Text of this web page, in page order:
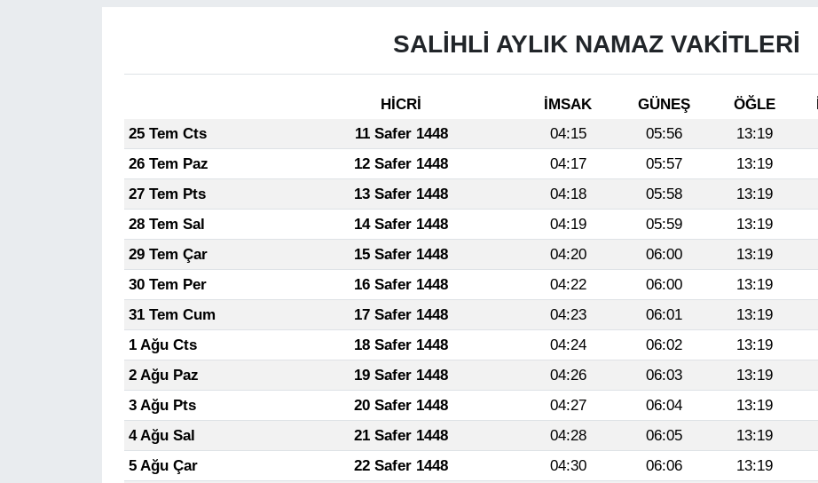
SALİHLİ AYLIK NAMAZ VAKITLERI
HİCRİ İMSAK GÜNEŞ ÖĞLE
25 Tem Cts
11 Safer 1448 04:15 05:56 13:19
26 Tem Paz
12 Safer 1448 04:17 05:57 13:19
27 Tem Pts
13 Safer 1448 04:18 05:58 13:19
28 Tem Sal
14 Safer 1448 04:19 05:59 13:19
29 Tem Çar
15 Safer 1448 04:20 06:00 13:19
30 Tem Per
16 Safer 1448 04:22 06:00 13:19
31 Tem Cum
17 Safer 1448 04:23 06:01 13:19
1 Ağu Cts
18 Safer 1448 04:24 06:02 13:19
2 Ağu Paz
19 Safer 1448 04:26 06:03 13:19
3 Ağu Pts
20 Safer 1448 04:27 06:04 13:19
4 Ağu Sal
21 Safer 1448 04:28 06:05 13:19
5 Ağu Çar
22 Safer 1448 04:30 06:06 13:19